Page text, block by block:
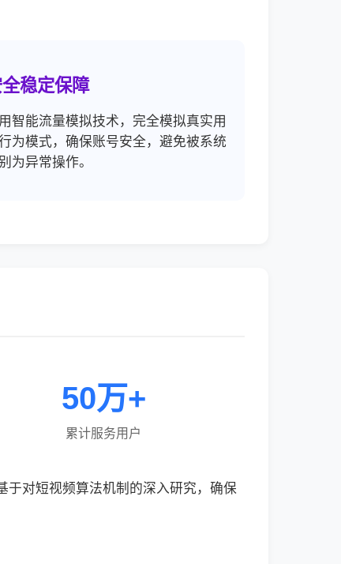
稳定保障
智能流量模拟技术，完全模拟真实用
为模式，确保账号安全，避免被系统
为异常操作。
50万+
累计服务用户
于对短视频算法机制的深入研究，确保